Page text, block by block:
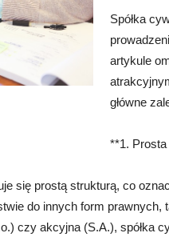
Spółka
artykule
główne
**1.
się prostą strukturą, co
do innych form prawnych,
czy akcyjna (S.A.), spółka